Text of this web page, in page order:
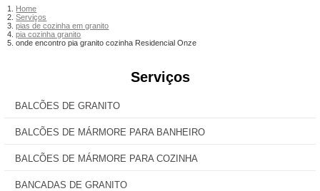
Home
Serviços
pias de cozinha em granito
pia cozinha granito
onde encontro pia granito cozinha Residencial Onze
Serviços
BALCÕES DE GRANITO
BALCÕES DE MÁRMORE PARA BANHEIRO
BALCÕES DE MÁRMORE PARA COZINHA
BANCADAS DE GRANITO